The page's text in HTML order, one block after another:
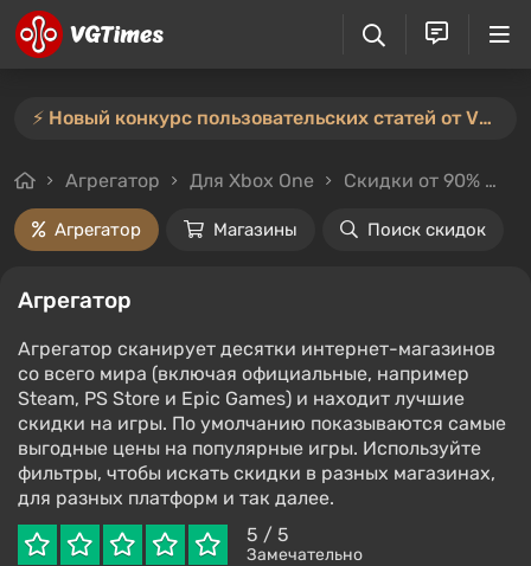
⚡️ Новый конкурс пользовательских статей от VGTimes — участвуйте тут ⚡️
Агрегатор Для Xbox One Скидки от 90%
Агрегатор Магазины Поиск скидок
Агрегатор
Агрегатор сканирует десятки интернет-магазинов
со всего мира (включая официальные, например
Steam, PS Store и Epic Games) и находит лучшие
скидки на игры. По умолчанию показываются самые
выгодные цены на популярные игры. Используйте
фильтры, чтобы искать скидки в разных магазинах,
для разных платформ и так далее.
5 / 5
Замечательно